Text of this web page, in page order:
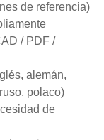
de referencia)
/ PDF /
alemán,
polaco)
de